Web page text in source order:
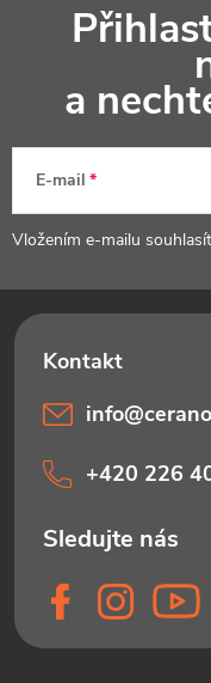
a
a
E-mail
Vložením e-mailu
info@
+420 226